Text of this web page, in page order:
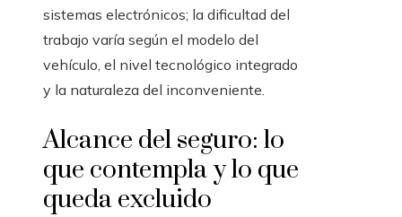
sistemas electrónicos; la dificultad del
trabajo varía según el modelo del
vehículo, el nivel tecnológico integrado
y la naturaleza del inconveniente.
Alcance del seguro: lo
que contempla y lo que
queda excluido